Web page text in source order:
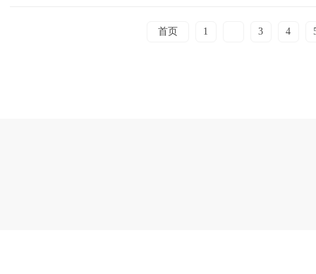
首页 1 3 4